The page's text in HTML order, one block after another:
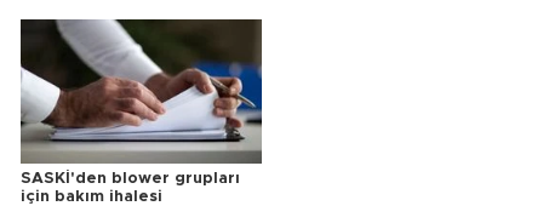
SASKİ'den blower grupları
için bakım ihalesi